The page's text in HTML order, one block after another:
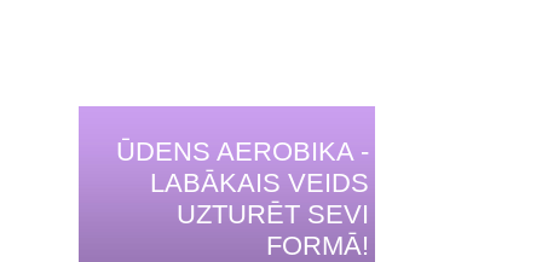
ŪDENS AEROBIKA -
LABĀKAIS VEIDS
UZTURĒT SEVI
FORMĀ!